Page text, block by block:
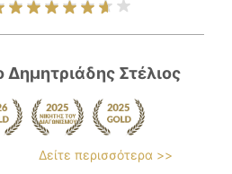
Στέλιος
Δείτε περισσότερα >>